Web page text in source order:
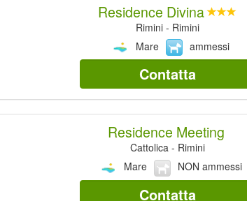
Residence Divina
Rimini - Rimini
Mare
ammessi
Contatta
Residence Meeting
Cattolica - Rimini
Mare
NON ammessi
Contatta